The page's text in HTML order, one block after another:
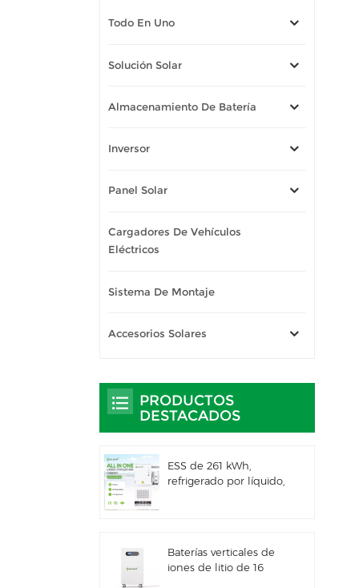
Todo En Uno
Solución Solar
Almacenamiento De Batería
Inversor
Panel Solar
Cargadores De Vehículos
Eléctricos
Sistema De Montaje
Accesorios Solares
PRODUCTOS
DESTACADOS
ESS de 261 kWh,
refrigerado por líquido,
Baterías verticales de
iones de litio de 16